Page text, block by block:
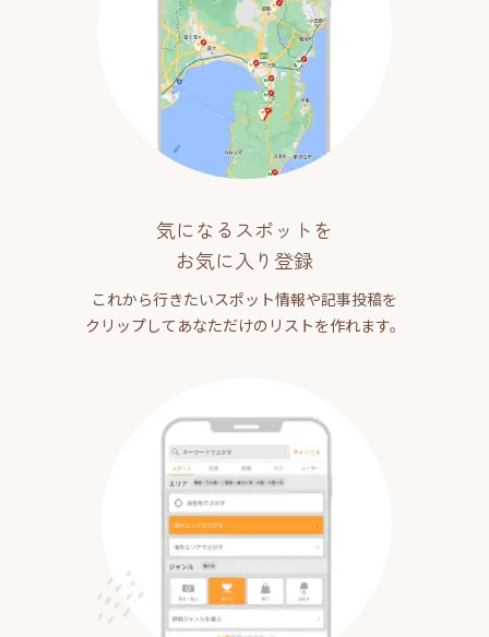
気になるスポットを
お気に入り登録
これから行きたいスポット情報や記事投稿を
クリップしてあなただけのリストを作れます。